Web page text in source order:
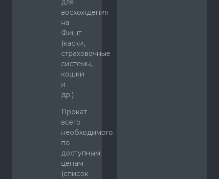
для
восхождения
на
Фишт
(каски,
страховочные
системы,
кошки
и
др.)
Прокат
всего
необходимого
по
доступным
ценам
(список